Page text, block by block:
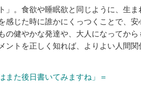
」。食欲や睡眠欲と同じように、生
感じた時に誰かにくっつくことで、
の健やかな発達や、大人になってか
ントを正しく知れば、よりよい人間
また後日書いてみますね」＝